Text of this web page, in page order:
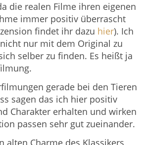
die realen Filme ihren eigenen
immer positiv überrascht
findet ihr dazu hier). Ich
nur mit dem Original zu
selber zu finden. Es heißt ja
gerade bei den Tieren
sagen das ich hier positiv
Charakter erhalten und wirken
passen sehr gut zueinander.
Charme des Klassikers